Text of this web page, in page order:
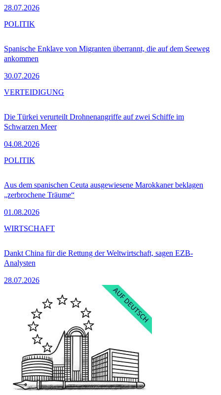
28.07.2026
Spanische Enklave von Migranten überrannt, die auf dem Seeweg
ankommen
30.07.2026
POLITIK
Die Türkei verurteilt Drohnenangriffe auf zwei Schiffe im
Schwarzen Meer
04.08.2026
VERTEIDIGUNG
Aus dem spanischen Ceuta ausgewiesene Marokkaner beklagen
„zerbrochene Träume“
01.08.2026
POLITIK
Dankt China für die Rettung der Weltwirtschaft, sagen EZB-
Analysten
28.07.2026
WIRTSCHAFT